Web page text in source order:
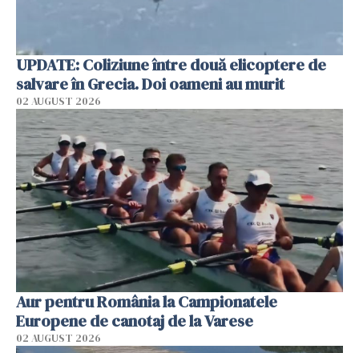
UPDATE: Coliziune între două elicoptere de
salvare în Grecia. Doi oameni au murit
02 AUGUST 2026
Aur pentru România la Campionatele
Europene de canotaj de la Varese
02 AUGUST 2026